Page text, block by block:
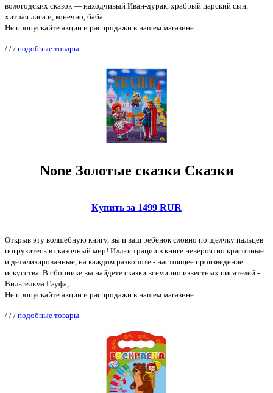
вологодских сказок — находчивый Иван-дурак, храбрый царский сын,
хитрая лиса и, конечно, баба
Не пропускайте акции и распродажи в нашем магазине.
/ / / подобные товары
None Золотые сказки Сказки
Купить за 1499 RUR
Открыв эту волшебную книгу, вы и ваш ребёнок словно по щелчку пальцев
погрузитесь в сказочный мир! Иллюстрации в книге невероятно красочные
и детализированные, на каждом развороте - настоящее произведение
искусства. В сборнике вы найдете сказки всемирно известных писателей -
Вильгельма Гауфа,
Не пропускайте акции и распродажи в нашем магазине.
/ / / подобные товары